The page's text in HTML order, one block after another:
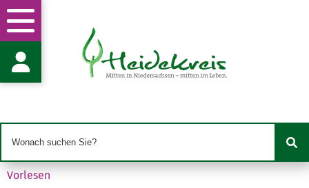
Gleichstellungsbeauftragte
Frau A. Hollmann von Alm
gb.hollmann-
05191 970-820
05191 970-99820
Vorlesen